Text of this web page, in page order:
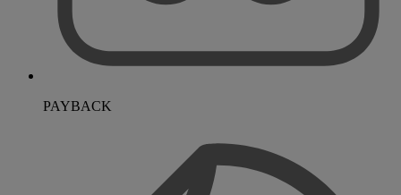
PAYBACK